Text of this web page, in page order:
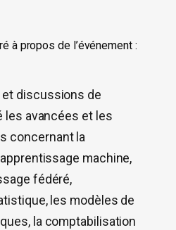
à propos de l’événement :
discussions de
les avancées et les
concernant la
machine,
fédéré,
les modèles de
la comptabilisation